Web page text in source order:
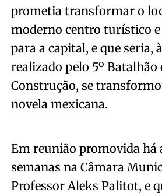
prometia transformar o
moderno centro turístico
para a capital, e que seria,
realizado pelo 5º Batalhão
Construção, se
novela mexicana.
Em reunião promovida há
semanas na Câmara
Professor Aleks Palitot, e